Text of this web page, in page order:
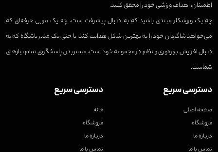
اطمینان، اهداف ورزشی خود را محقق کنید.
چه یک ورزشکار مبتدی باشید که به دنبال پیشرفت است، چه یک مربی حرفه‌ای که
می‌خواهد شاگردان خود را به بهترین شکل هدایت کند، یا حتی یک مدیر باشگاه که به
دنبال افزایش بهره‌وری و نظم در مجموعه خود است، مستربدن پاسخگوی تمام نیازهای
شماست.
دسترسی سریع
صفحه اصلی
فروشگاه
درباره ما
تماس با ما
دسترسی سریع
خانه
فروشگاه
درباره ما
تماس با ما